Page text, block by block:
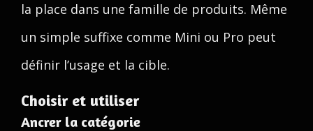
la place dans une famille de produits. Même
un simple suffixe comme Mini ou Pro peut
définir l’usage et la cible.
Choisir et utiliser
Ancrer la catégorie